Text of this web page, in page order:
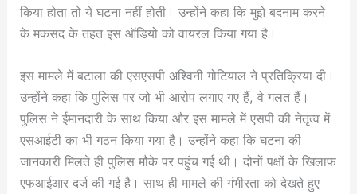
किया होता तो ये घटना नहीं होती। उन्होंने कहा कि मुझे बदनाम करने
के मकसद के तहत इस ऑडियो को वायरल किया गया है।
इस मामले में बटाला की एसएसपी अश्विनी गोटियाल ने प्रतिक्रिया दी।
उन्होंने कहा कि पुलिस पर जो भी आरोप लगाए गए हैं, वे गलत हैं।
पुलिस ने ईमानदारी के साथ किया और इस मामले में एसपी की नेतृत्व में
एसआईटी का भी गठन किया गया है। उन्होंने कहा कि घटना की
जानकारी मिलते ही पुलिस मौके पर पहुंच गई थी। दोनों पक्षों के खिलाफ
एफआईआर दर्ज की गई है। साथ ही मामले की गंभीरता को देखते हुए